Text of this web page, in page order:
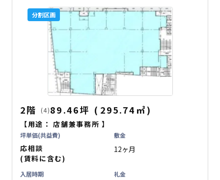
分割区画
2階 (4)89.46坪 ( 295.74 ㎡)
【用途：店舗兼事務所 】
坪単価(共益費)
応相談
(賃料に含む)
敷金
12ヶ月
入居時期 礼金